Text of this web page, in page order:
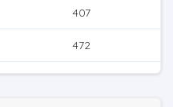
407
472